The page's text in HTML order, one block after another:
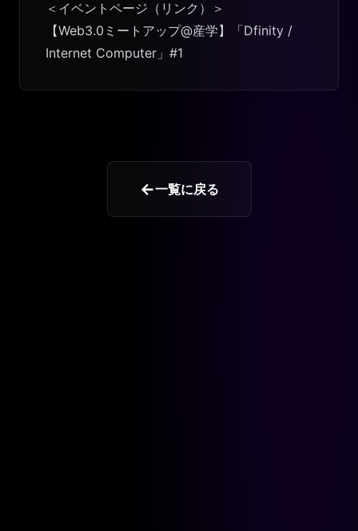
＜イベントページ（リンク）＞
【Web3.0ミートアップ@産学】「Dfinity /
Internet Computer」#1
←一覧に戻る